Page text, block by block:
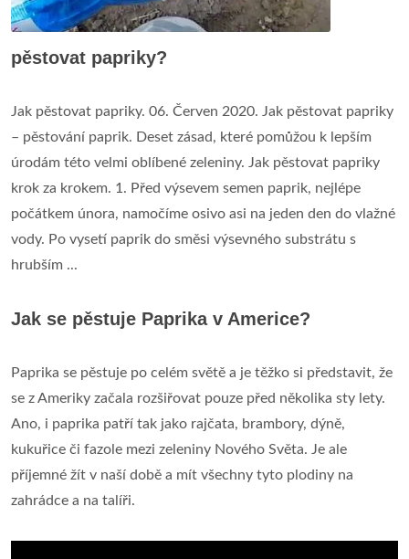
pěstovat papriky?
Jak pěstovat papriky. 06. Červen 2020. Jak pěstovat papriky
– pěstování paprik. Deset zásad, které pomůžou k lepším
úrodám této velmi oblíbené zeleniny. Jak pěstovat papriky
krok za krokem. 1. Před výsevem semen paprik, nejlépe
počátkem února, namočíme osivo asi na jeden den do vlažné
vody. Po vysetí paprik do směsi výsevného substrátu s
hrubším ...
Jak se pěstuje Paprika v Americe?
Paprika se pěstuje po celém světě a je těžko si představit, že
se z Ameriky začala rozšiřovat pouze před několika sty lety.
Ano, i paprika patří tak jako rajčata, brambory, dýně,
kukuřice či fazole mezi zeleniny Nového Světa. Je ale
příjemné žít v naší době a mít všechny tyto plodiny na
zahrádce a na talíři.